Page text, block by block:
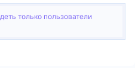
только пользователи